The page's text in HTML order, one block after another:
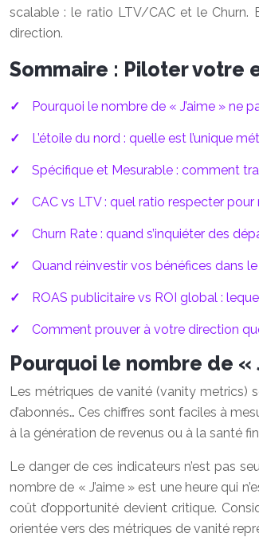
scalable : le ratio LTV/CAC et le Churn.
direction.
Sommaire : Piloter votre
Pourquoi le nombre de « J’aime » ne
L’étoile du nord : quelle est l’unique
Spécifique et Mesurable : comment
CAC vs LTV : quel ratio respecter
Churn Rate : quand s’inquiéter des
Quand réinvestir vos bénéfices dans
ROAS publicitaire vs ROI global :
Comment prouver à votre direction
Pourquoi le nombre de «
Les métriques de vanité (vanity metrics)
d’abonnés… Ces chiffres sont faciles à
à la génération de revenus ou à la santé
Le danger de ces indicateurs n’est pas
nombre de « J’aime » est une heure qui
coût d’opportunité devient critique.
orientée vers des métriques de vanité